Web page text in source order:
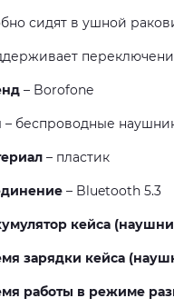
сидят в ушной
– Borofone
– беспроводные
– пластик
– Bluetooth 5.3
кейса
зарядки кейса
работы в режиме